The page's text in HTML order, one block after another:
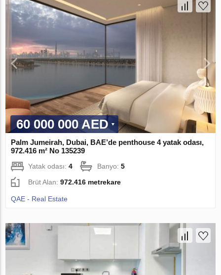
60 000 000 AED
Palm Jumeirah, Dubai, BAE’de penthouse 4 yatak odası,
972.416 m² No 135239
Yatak odası:4 Banyo:5
Brüt Alan:972.416 metrekare
QAE - Real Estate